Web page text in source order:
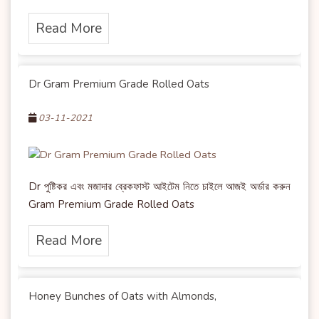
Read More
Dr Gram Premium Grade Rolled Oats
03-11-2021
Dr পুষ্টিকর এবং মজাদার ব্রেকফাস্ট আইটেম নিতে চাইলে আজই অর্ডার করুন
Gram Premium Grade Rolled Oats
Read More
Honey Bunches of Oats with Almonds,